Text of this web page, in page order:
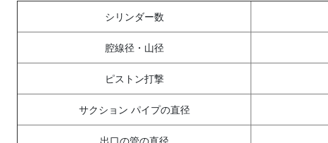
シリンダー数
腔線径・山径
ピストン打撃
サクション パイプの直径